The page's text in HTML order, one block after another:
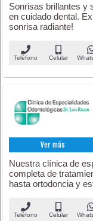
Sonrisas brillantes y
en cuidado dental.
sonrisa radiante!
Teléfono Celular
Ver más
Nuestra clínica de
completa de
hasta ortodoncia y
Teléfono Celular